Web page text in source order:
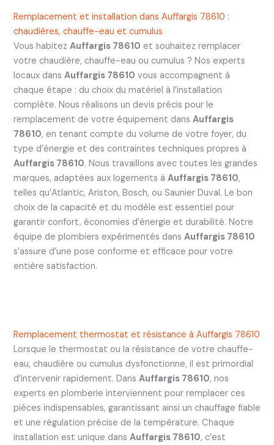
Remplacement et installation dans Auffargis 78610 :
chaudières, chauffe-eau et cumulus
Vous habitez Auffargis 78610 et souhaitez remplacer
votre chaudière, chauffe-eau ou cumulus ? Nos experts
locaux dans Auffargis 78610 vous accompagnent à
chaque étape : du choix du matériel à l’installation
complète. Nous réalisons un devis précis pour le
remplacement de votre équipement dans Auffargis
78610, en tenant compte du volume de votre foyer, du
type d’énergie et des contraintes techniques propres à
Auffargis 78610. Nous travaillons avec toutes les grandes
marques, adaptées aux logements à Auffargis 78610,
telles qu’Atlantic, Ariston, Bosch, ou Saunier Duval. Le bon
choix de la capacité et du modèle est essentiel pour
garantir confort, économies d’énergie et durabilité. Notre
équipe de plombiers expérimentés dans Auffargis 78610
s’assure d’une pose conforme et efficace pour votre
entière satisfaction.
Remplacement thermostat et résistance à Auffargis 78610
Lorsque le thermostat ou la résistance de votre chauffe-
eau, chaudière ou cumulus dysfonctionne, il est primordial
d’intervenir rapidement. Dans Auffargis 78610, nos
experts en plomberie interviennent pour remplacer ces
pièces indispensables, garantissant ainsi un chauffage fiable
et une régulation précise de la température. Chaque
installation est unique dans Auffargis 78610, c’est